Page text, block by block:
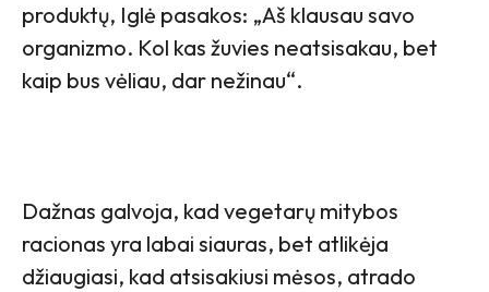
produktų, Iglė pasakos: „Aš klausau savo
organizmo. Kol kas žuvies neatsisakau, bet
kaip bus vėliau, dar nežinau“.
Dažnas galvoja, kad vegetarų mitybos
racionas yra labai siauras, bet atlikėja
džiaugiasi, kad atsisakiusi mėsos, atrado